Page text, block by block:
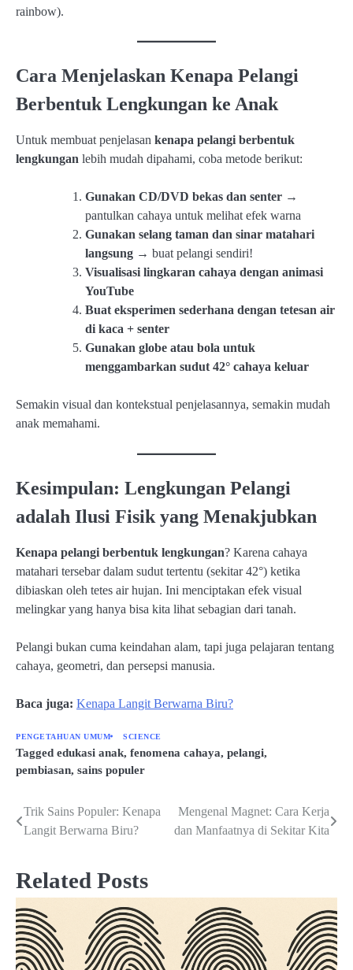
rainbow).
Cara Menjelaskan Kenapa Pelangi
Berbentuk Lengkungan ke Anak
Untuk membuat penjelasan kenapa pelangi berbentuk
lengkungan lebih mudah dipahami, coba metode berikut:
Gunakan CD/DVD bekas dan senter →
pantulkan cahaya untuk melihat efek warna
Gunakan selang taman dan sinar matahari
langsung → buat pelangi sendiri!
Visualisasi lingkaran cahaya dengan animasi
YouTube
Buat eksperimen sederhana dengan tetesan air
di kaca + senter
Gunakan globe atau bola untuk
menggambarkan sudut 42° cahaya keluar
Semakin visual dan kontekstual penjelasannya, semakin mudah
anak memahami.
Kesimpulan: Lengkungan Pelangi
adalah Ilusi Fisik yang Menakjubkan
Kenapa pelangi berbentuk lengkungan? Karena cahaya
matahari tersebar dalam sudut tertentu (sekitar 42°) ketika
dibiaskan oleh tetes air hujan. Ini menciptakan efek visual
melingkar yang hanya bisa kita lihat sebagian dari tanah.
Pelangi bukan cuma keindahan alam, tapi juga pelajaran tentang
cahaya, geometri, dan persepsi manusia.
Baca juga: Kenapa Langit Berwarna Biru?
PENGETAHUAN UMUM SCIENCE
Tagged edukasi anak, fenomena cahaya, pelangi,
pembiasan, sains populer
Post
navigation
Trik Sains Populer: Kenapa
Langit Berwarna Biru?
Mengenal Magnet: Cara Kerja
dan Manfaatnya di Sekitar Kita
Related Posts